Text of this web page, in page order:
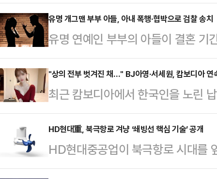
부사관 A(43·남)씨와 병사 B(24·
내렸다.제15고사특과연대 소속인
4일 당직 근무 중 부대에서 성관계
부대에 스스로 신고하면서 드러났
고 반성의 뜻을 나타내고 있다"고
유명 개그맨 부부 아들, 아내 폭행·협박으로 검찰 송치
유명 연예인 부부의 아들이 결혼 기
찰 수사를 받게 됐다.30일 뉴시스
중처벌 등에 관한 법률 위반(운전
씨(31)를 지난달 30일 의정부지검
9월29일 경기 구리시 교문동 인근
중 얼굴을 때리고 신고하지 못하게
두 사람은 지난 3월 법원 조정을 통
뷰에서 …
"상의 전부 벗겨진 채…" BJ아영·서세원, 캄보디아 연
최근 캄보디아에서 한국인을 노린
년 전 고(故) BJ아영(본명 변아영)
변씨는 지난 2023년 6월2일 지인
도 프놈펜 인근 칸달주의 한 공사장
태로 발견됐다.캄보디아 현지 경찰
HD현대重, 북극항로 겨냥 ‘쇄빙선 핵심 기술’ 공개
HD현대중공업이 북극항로 시대를
기술 상용화에 속도를 내고 있다